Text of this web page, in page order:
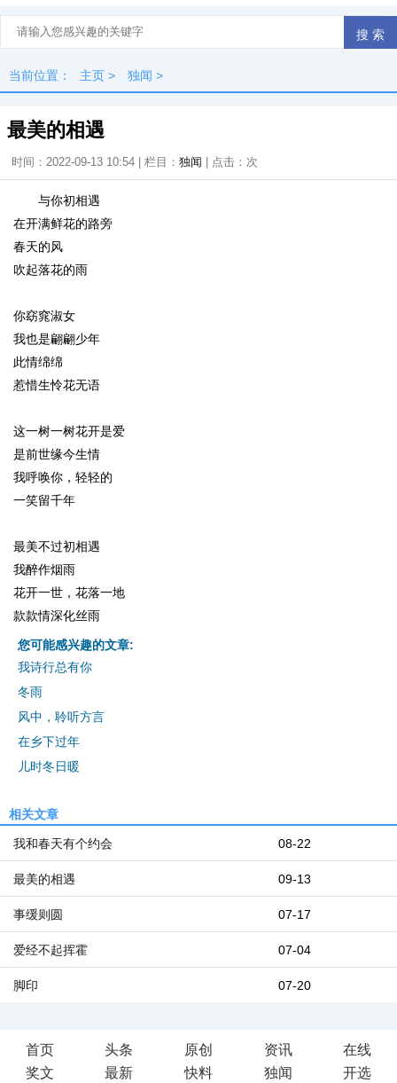
当前位置： 主页 > 独闻 >
最美的相遇
时间：2022-09-13 10:54 | 栏目： 独闻 | 点击： 次
与你初相遇
在开满鲜花的路旁
春天的风
吹起落花的雨
你窈窕淑女
我也是翩翩少年
此情绵绵
惹惜生怜花无语
这一树一树花开是爱
是前世缘今生情
我呼唤你，轻轻的
一笑留千年
最美不过初相遇
我醉作烟雨
花开一世，花落一地
款款情深化丝雨
您可能感兴趣的文章:
我诗行总有你
冬雨
风中，聆听方言
在乡下过年
儿时冬日暖
相关文章
08-22
我和春天有个约会
09-13
最美的相遇
07-17
事缓则圆
07-04
爱经不起挥霍
07-20
脚印
首页 头条 原创 资讯
在线
奖文
最新 快料 独闻 开选